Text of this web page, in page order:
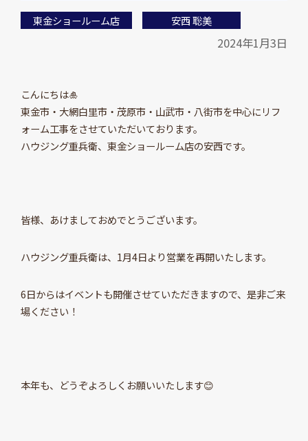
東金ショールーム店 安西 聡美
2024年1月3日
こんにちは🎍
東金市・大網白里市・茂原市・山武市・八街市を中心にリフ
ォーム工事をさせていただいております。
ハウジング重兵衛、東金ショールーム店の安西です。
皆様、あけましておめでとうございます。
ハウジング重兵衛は、1月4日より営業を再開いたします。
6日からはイベントも開催させていただきますので、是非ご来
場ください！
本年も、どうぞよろしくお願いいたします😊